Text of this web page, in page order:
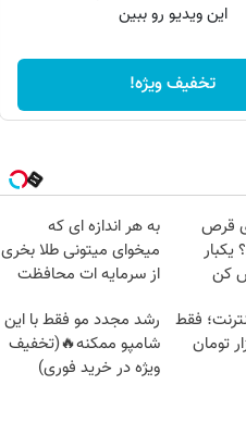
این ویدیو رو ببین
تخفیف ویژه!
قرص
یکبار
کن
به هر اندازه ای که
میخوای میتونی طلا بخری
از سرمایه ات محافظت
فقط
رشد مجدد مو فقط با این
شامپو ممکنه🔥(تخفیف
ویژه در خرید فوری)